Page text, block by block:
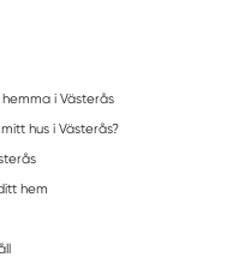
i Västerås
hus i Västerås?
hem